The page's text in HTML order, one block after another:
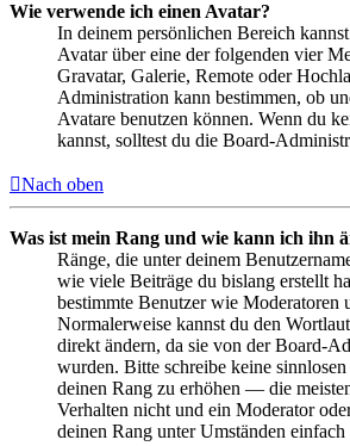
Wie verwende ich einen Avatar?
In deinem persönlichen Bereich
Avatar über eine der folgenden vier
Gravatar, Galerie, Remote oder
Administration kann bestimmen, ob
Avatare benutzen können. Wenn du
kannst, solltest du die Board-
Nach oben
Was ist mein Rang und wie kann ich ihn
Ränge, die unter deinem
wie viele Beiträge du bislang erstellt
bestimmte Benutzer wie Moderatoren
Normalerweise kannst du den
direkt ändern, da sie von der Board-
wurden. Bitte schreibe keine
deinen Rang zu erhöhen — die
Verhalten nicht und ein Moderator
deinen Rang unter Umständen